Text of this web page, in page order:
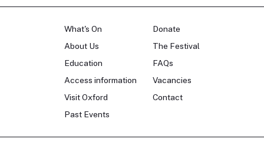
What's On
About Us
Education
Access information
Visit Oxford
Past Events
Donate
The Festival
FAQs
Vacancies
Contact